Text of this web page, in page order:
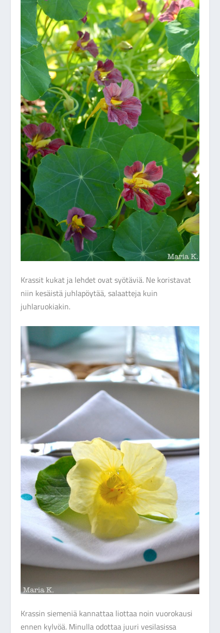
Krassit kukat ja lehdet ovat syötäviä. Ne koristavat
niin kesäistä juhlapöytää, salaatteja kuin
juhlaruokiakin.
Krassin siemeniä kannattaa liottaa noin vuorokausi
ennen kylvöä. Minulla odottaa juuri vesilasissa